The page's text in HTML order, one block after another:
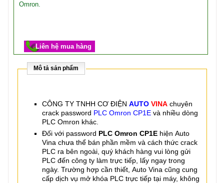
Omron.
Liên hệ mua hàng
Mô tả sản phẩm
CÔNG TY TNHH CƠ ĐIỆN AUTO VINA chuyên
crack password PLC Omron CP1E và nhiều dòng
PLC Omron khác.
Đối với password PLC Omron CP1E hiện Auto
Vina chưa thể bán phần mềm và cách thức crack
PLC ra bên ngoài, quý khách hàng vui lòng gửi
PLC đến công ty làm trực tiếp, lấy ngay trong
ngày. Trường hợp cần thiết, Auto Vina cũng cung
cấp dịch vụ mở khóa PLC trực tiếp tại máy, không